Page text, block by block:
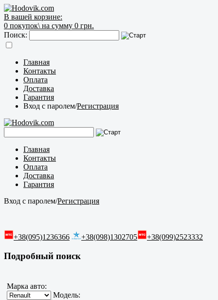
В вашей корзине:
0 покупок\ на сумму 0 грн.
Поиск:
Главная
Контакты
Оплата
Доставка
Гарантия
Вход с паролем/Регистрация
Главная
Контакты
Оплата
Доставка
Гарантия
Вход с паролем/Регистрация
+38(095)1236366 +38(098)1302705 +38(099)2523332
Подробный поиск
Марка авто:
Модель: